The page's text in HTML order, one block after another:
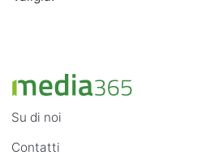
Su di noi
Contatti